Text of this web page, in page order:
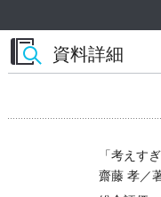
資料詳細
「考えす
齋藤 孝／